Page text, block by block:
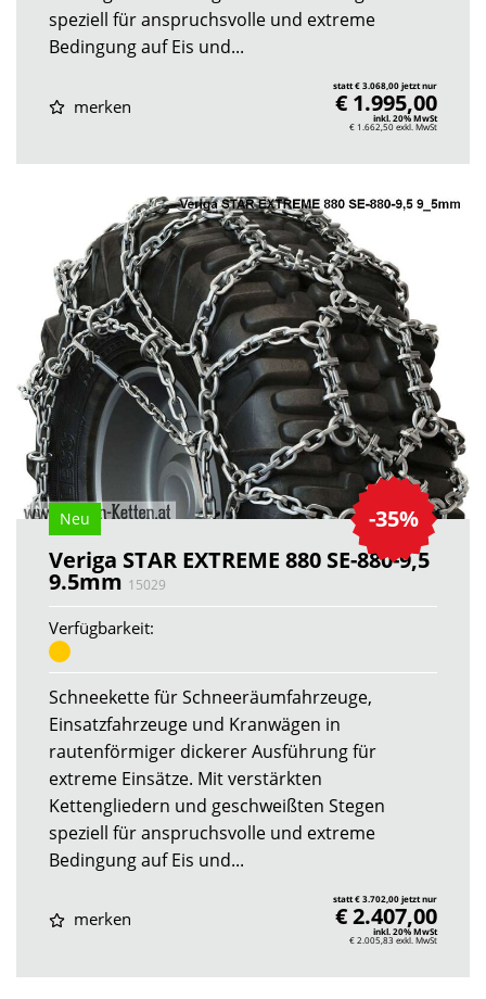
speziell für anspruchsvolle und extreme
Bedingung auf Eis und...
merken
statt € 3.068,00 jetzt nur
€ 1.995,00
inkl. 20% MwSt
€ 1.662,50exkl. MwSt
-35%
Neu
Veriga STAR EXTREME 880 SE-880-9,5
9.5mm 15029
Verfügbarkeit:
Schneekette für Schneeräumfahrzeuge,
Einsatzfahrzeuge und Kranwägen in
rautenförmiger dickerer Ausführung für
extreme Einsätze. Mit verstärkten
Kettengliedern und geschweißten Stegen
speziell für anspruchsvolle und extreme
Bedingung auf Eis und...
merken
statt € 3.702,00 jetzt nur
€ 2.407,00
inkl. 20% MwSt
€ 2.005,83 exkl. MwSt